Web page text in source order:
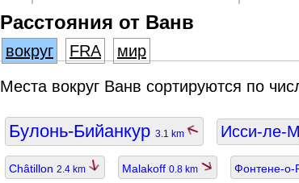
Расстояния от Ванв
вокруг FRA
мир
Места вокруг Ванв сортируются по
Булонь-Бийанкур 3.1 km Исси-ле-
Châtillon 2.4 km Malakoff 0.8 km Фонтене-о-